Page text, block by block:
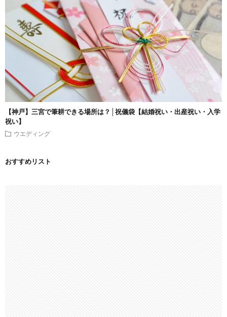
【神戸】三宮で筆耕できる場所は？│祝儀袋【結婚祝い・出産祝い・入学
祝い】
ウエディング
おすすめリスト